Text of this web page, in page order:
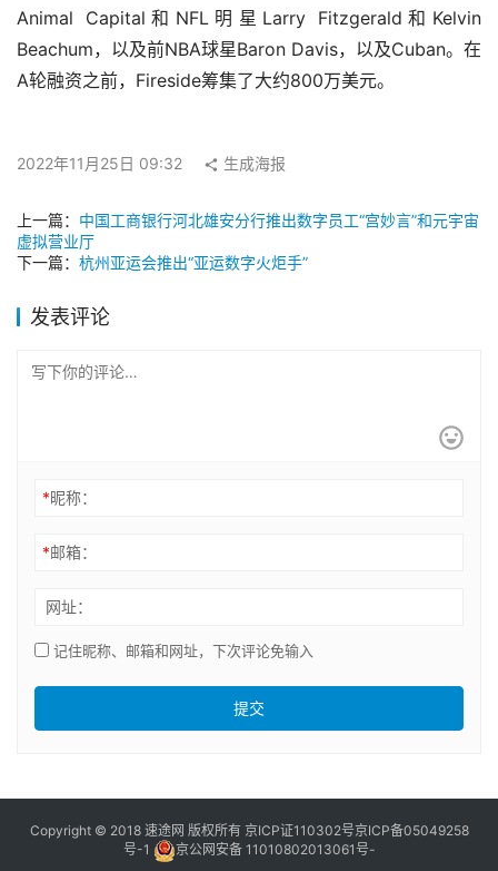
Animal Capital和NFL明星Larry Fitzgerald和Kelvin
Beachum，以及前NBA球星Baron Davis，以及Cuban。在
A轮融资之前，Fireside筹集了大约800万美元。
2022年11月25日 09:32 生成海报
上一篇： 中国工商银行河北雄安分行推出数字员工“宫妙言”和元宇宙
虚拟营业厅
下一篇： 杭州亚运会推出“亚运数字火炬手”
发表评论
*昵称：
*邮箱：
网址：
记住昵称、邮箱和网址，下次评论免输入
提交
Copyright © 2018 速途网 版权所有 京ICP证110302号京ICP备05049258
号-1
京公网安备 11010802013061号-